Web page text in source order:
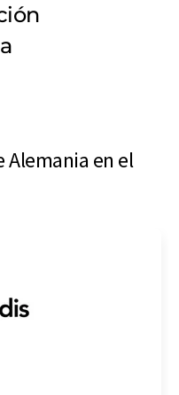
Alemania en el